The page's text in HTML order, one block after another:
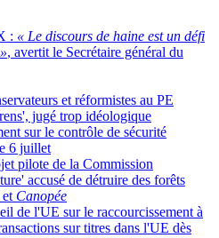
: « Le discours de haine est un défi
, avertit le Secrétaire général du
et réformistes au PE
jugé trop idéologique
sur le contrôle de sécurité
6 juillet
pilote de la Commission
accusé de détruire des forêts
et Canopée
de l'UE sur le raccourcissement à
sur titres dans l'UE dès